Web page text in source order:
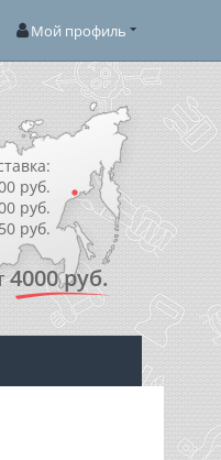
Мой профиль
руб.
руб.
руб.
4000 руб.